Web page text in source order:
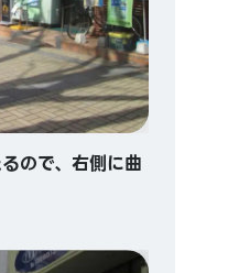
ので、右側に曲